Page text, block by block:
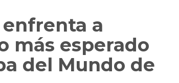
enfrenta a
más esperado
del Mundo de